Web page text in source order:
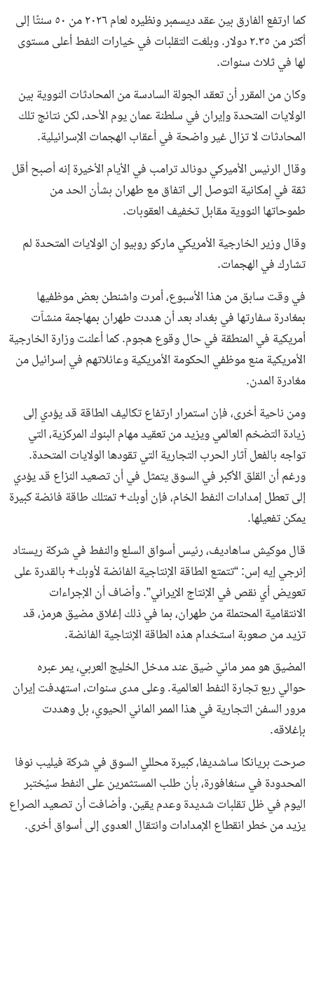
كما ارتفع الفارق بين عقد ديسمبر ونظيره لعام ٢٠٢٦ من ٥٠ سنتًا إلى
أكثر من ٢.٣٥ دولار. وبلغت التقلبات في خيارات النفط أعلى مستوى
لها في ثلاث سنوات.
وكان من المقرر أن تعقد الجولة السادسة من المحادثات النووية بين
الولايات المتحدة وإيران في سلطنة عمان يوم الأحد، لكن نتائج تلك
المحادثات لا تزال غير واضحة في أعقاب الهجمات الإسرائيلية.
وقال الرئيس الأميركي دونالد ترامب في الأيام الأخيرة إنه أصبح أقل
ثقة في إمكانية التوصل إلى اتفاق مع طهران بشأن الحد من
طموحاتها النووية مقابل تخفيف العقوبات.
وقال وزير الخارجية الأمريكي ماركو روبيو إن الولايات المتحدة لم
تشارك في الهجمات.
في وقت سابق من هذا الأسبوع، أمرت واشنطن بعض موظفيها
بمغادرة سفارتها في بغداد بعد أن هددت طهران بمهاجمة منشآت
أمريكية في المنطقة في حال وقوع هجوم. كما أعلنت وزارة الخارجية
الأمريكية منع موظفي الحكومة الأمريكية وعائلاتهم في إسرائيل من
مغادرة المدن.
ومن ناحية أخرى، فإن استمرار ارتفاع تكاليف الطاقة قد يؤدي إلى
زيادة التضخم العالمي ويزيد من تعقيد مهام البنوك المركزية، التي
تواجه بالفعل آثار الحرب التجارية التي تقودها الولايات المتحدة.
ورغم أن القلق الأكبر في السوق يتمثل في أن تصعيد النزاع قد يؤدي
إلى تعطل إمدادات النفط الخام، فإن أوبك+ تمتلك طاقة فائضة كبيرة
يمكن تفعيلها.
قال موكيش ساهاديف، رئيس أسواق السلع والنفط في شركة ريستاد
إنرجي إيه إس: “تتمتع الطاقة الإنتاجية الفائضة لأوبك+ بالقدرة على
تعويض أي نقص في الإنتاج الإيراني”. وأضاف أن الإجراءات
الانتقامية المحتملة من طهران، بما في ذلك إغلاق مضيق هرمز، قد
تزيد من صعوبة استخدام هذه الطاقة الإنتاجية الفائضة.
المضيق هو ممر مائي ضيق عند مدخل الخليج العربي، يمر عبره
حوالي ربع تجارة النفط العالمية. وعلى مدى سنوات، استهدفت إيران
مرور السفن التجارية في هذا الممر المائي الحيوي، بل وهددت
بإغلاقه.
صرحت بريانكا ساشديفا، كبيرة محللي السوق في شركة فيليب نوفا
المحدودة في سنغافورة، بأن طلب المستثمرين على النفط سيُختبر
اليوم في ظل تقلبات شديدة وعدم يقين. وأضافت أن تصعيد الصراع
يزيد من خطر انقطاع الإمدادات وانتقال العدوى إلى أسواق أخرى.